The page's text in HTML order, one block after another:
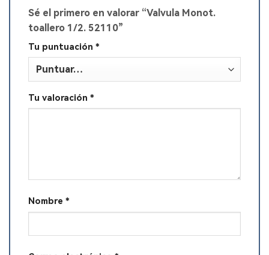
Sé el primero en valorar “Valvula Monot.
toallero 1/2. 52110”
Tu puntuación *
Tu valoración *
Nombre *